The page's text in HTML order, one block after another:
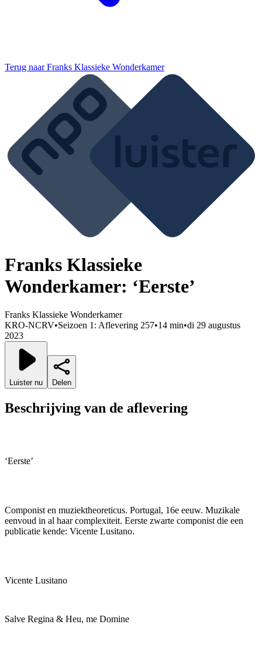
Terug naarFranks Klassieke Wonderkamer
Franks Klassieke
Wonderkamer: ‘Eerste’
Franks Klassieke Wonderkamer
KRO-NCRV•Seizoen 1: Aflevering 257•14 min•di 29 augustus
2023
Luister nu Delen
Beschrijving van de aflevering
‘Eerste’
Componist en muziektheoreticus. Portugal, 16e eeuw. Muzikale
eenvoud in al haar complexiteit. Eerste zwarte componist die een
publicatie kende: Vicente Lusitano.
Vicente Lusitano
Salve Regina & Heu, me Domine